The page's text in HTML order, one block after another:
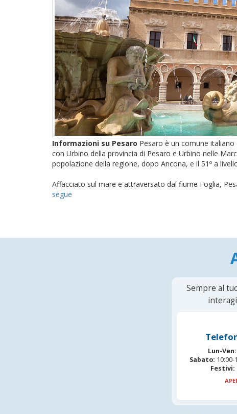
Informazioni su Pesaro Pesaro è un comune
con Urbino della provincia di Pesaro e Urbino nelle
popolazione della regione, dopo Ancona, e il 51º a
Affacciato sul mare e attraversato dal fiume Foglia,
segue
Sempre al
Lun-Ven:
Sabato: 10:00-
Festivi: